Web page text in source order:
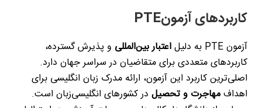
کاربردهای آزمونPTE
آزمونPTE به دلیلاعتبار بین‌المللی و پذیرش گسترده،
کاربردهای متعددی برای متقاضیان در سراسر جهان دارد.
اصلی‌ترین کاربرد این آزمون، ارائه مدرک زبان انگلیسی برای
اهدافمهاجرت و تحصیل در کشورهای انگلیسی‌زبان است.